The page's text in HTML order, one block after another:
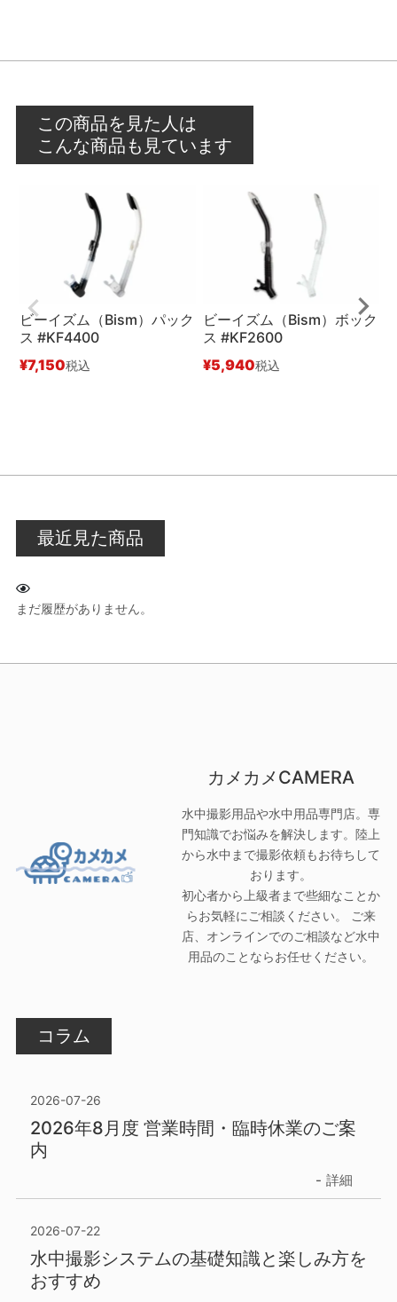
この商品を見た人は
こんな商品も見ています
ビーイズム（Bism）パック
ス #KF4400
¥7,150税込
ビーイズム（Bism）ボック
ス #KF2600
¥5,940税込
最近見た商品
まだ履歴がありません。
カメカメCAMERA
水中撮影用品や水中用品専門店。専
門知識でお悩みを解決します。陸上
から水中まで撮影依頼もお待ちして
おります。
初心者から上級者まで些細なことか
らお気軽にご相談ください。 ご来
店、オンラインでのご相談など水中
用品のことならお任せください。
コラム
2026-07-26
2026年8月度 営業時間・臨時休業のご案
内
詳細
2026-07-22
水中撮影システムの基礎知識と楽しみ方を
おすすめ